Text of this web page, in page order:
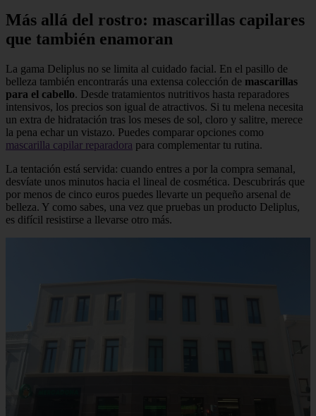
Más allá del rostro: mascarillas capilares
que también enamoran
La gama Deliplus no se limita al cuidado facial. En el pasillo de
belleza también encontrarás una extensa colección de mascarillas
para el cabello. Desde tratamientos nutritivos hasta reparadores
intensivos, los precios son igual de atractivos. Si tu melena necesita
un extra de hidratación tras los meses de sol, cloro y salitre, merece
la pena echar un vistazo. Puedes comparar opciones como
mascarilla capilar reparadora para complementar tu rutina.
La tentación está servida: cuando entres a por la compra semanal,
desvíate unos minutos hacia el lineal de cosmética. Descubrirás que
por menos de cinco euros puedes llevarte un pequeño arsenal de
belleza. Y como sabes, una vez que pruebas un producto Deliplus,
es difícil resistirse a llevarse otro más.